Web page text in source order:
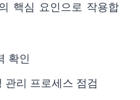
핵심 요인으로 작용합
확인
관리 프로세스 점검